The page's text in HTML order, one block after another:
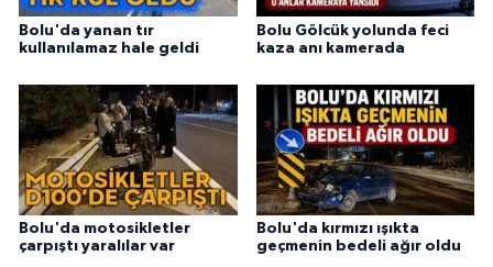
Bolu'da yanan tır
kullanılamaz hale geldi
Bolu Gölcük yolunda feci
kaza anı kamerada
Bolu'da motosikletler
çarpıştı yaralılar var
Bolu'da kırmızı ışıkta
geçmenin bedeli ağır oldu